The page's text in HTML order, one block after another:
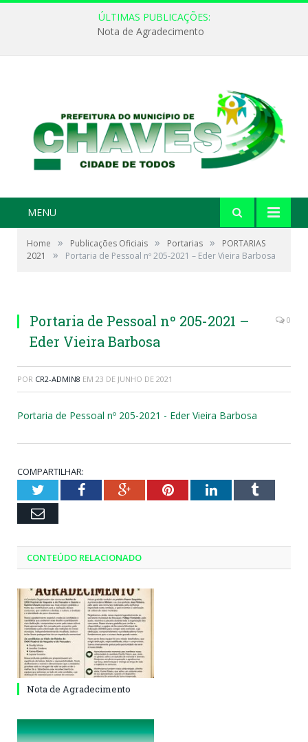
ÚLTIMAS PUBLICAÇÕES:
Nota de Agradecimento
MENU
Home » Publicações Oficiais » Portarias »
PORTARIAS
2021
» Portaria de Pessoal nº 205-2021 – Eder Vieira Barbosa
Portaria de Pessoal nº 205-2021 –
Eder Vieira Barbosa
0
POR CR2-ADMIN8 EM 23 DE JUNHO DE 2021
Portaria de Pessoal nº 205-2021 - Eder Vieira Barbosa
COMPARTILHAR:
TwitterFacebookGoogle+PinterestLinkedInTumblr
Email
CONTEÚDO RELACIONADO
Nota de Agradecimento